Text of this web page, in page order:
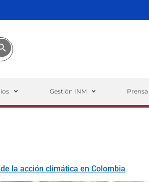
Botón de búsqueda
Gestión INM Prensa
la acción climática en Colombia